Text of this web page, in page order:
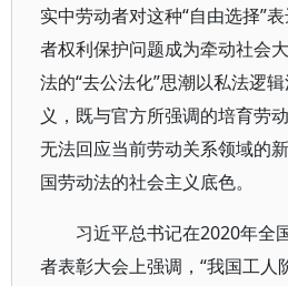
实中劳动者对这种“自由选择”
者权利保护问题成为牵动社会
法的“去公法化”思潮以私法逻
义，既与官方所强调的培育劳
无法回应当前劳动关系领域的
国劳动法的社会主义底色。
习近平总书记在2020年全
者表彰大会上强调，“我国工人